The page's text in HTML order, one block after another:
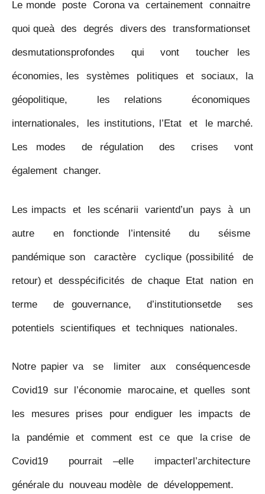
Le monde poste Corona va certainement connaitre
quoi queà des degrés divers des transformationset
desmutationsprofondes qui vont toucher les
économies, les systèmes politiques et sociaux, la
géopolitique, les relations économiques
internationales, les institutions, l’Etat et le marché.
Les modes de régulation des crises vont
également changer.
Les impacts et les scénarii varientd’un pays à un
autre en fonctionde l’intensité du séisme
pandémique son caractère cyclique (possibilité de
retour) et desspécificités de chaque Etat nation en
terme de gouvernance, d’institutionsetde ses
potentiels scientifiques et techniques nationales.
Notre papier va se limiter aux conséquencesde
Covid19 sur l’économie marocaine, et quelles sont
les mesures prises pour endiguer les impacts de
la pandémie et comment est ce que la crise de
Covid19 pourrait –elle impacterl’architecture
générale du nouveau modèle de développement.